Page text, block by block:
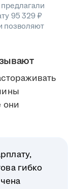
95 329 ₽
позволяют
они
гибко